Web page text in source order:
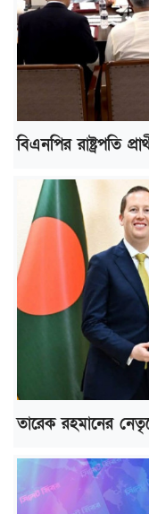
বিএনপির রাষ্ট্রপতি
তারেক রহমানের